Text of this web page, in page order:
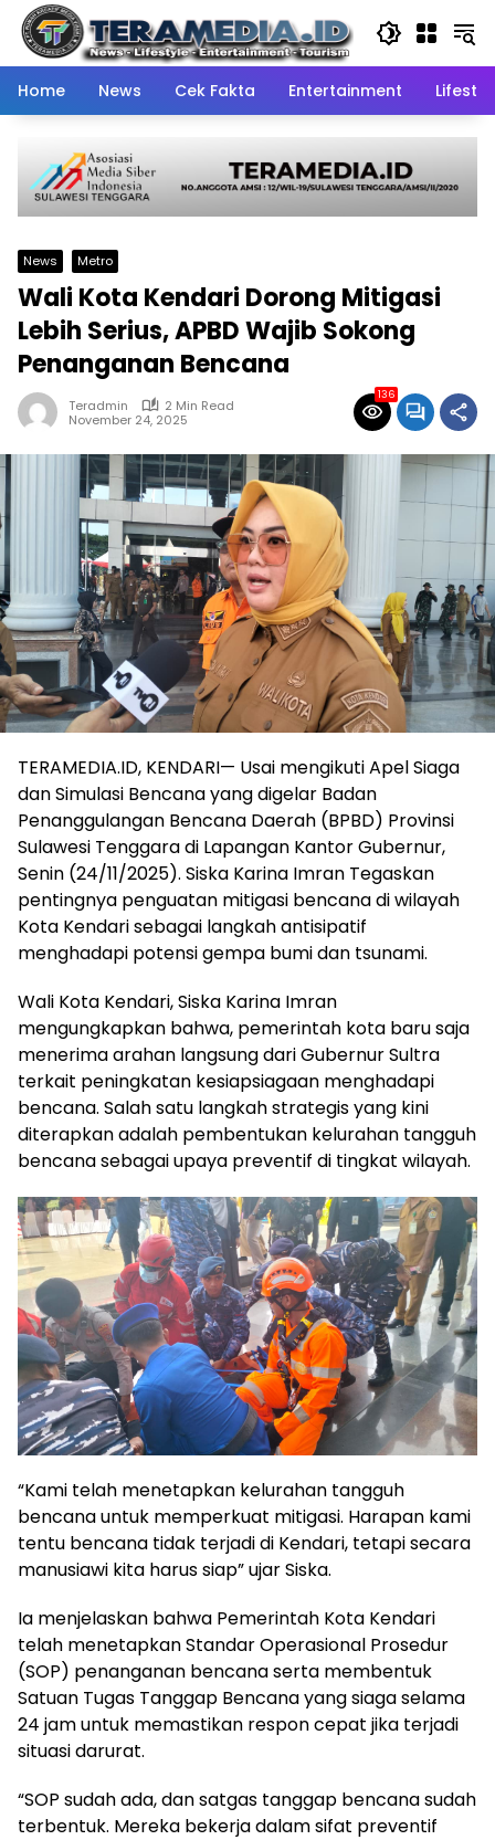
Skip
content
Home
News Cek Fakta Entertainment
News Metro
Wali Kota Kendari Dorong Mitigasi
Lebih Serius, APBD Wajib Sokong
Penanganan Bencana
Teradmin
2 Min Read
November 24, 2025
136
TERAMEDIA.ID, KENDARI— Usai mengikuti Apel Siaga
dan Simulasi Bencana yang digelar Badan
Penanggulangan Bencana Daerah (BPBD) Provinsi
Sulawesi Tenggara di Lapangan Kantor Gubernur,
Senin (24/11/2025). Siska Karina Imran Tegaskan
pentingnya penguatan mitigasi bencana di wilayah
Kota Kendari sebagai langkah antisipatif
menghadapi potensi gempa bumi dan tsunami.
Wali Kota Kendari, Siska Karina Imran
mengungkapkan bahwa, pemerintah kota baru saja
menerima arahan langsung dari Gubernur Sultra
terkait peningkatan kesiapsiagaan menghadapi
bencana. Salah satu langkah strategis yang kini
diterapkan adalah pembentukan kelurahan tangguh
bencana sebagai upaya preventif di tingkat wilayah.
“Kami telah menetapkan kelurahan tangguh
bencana untuk memperkuat mitigasi. Harapan kami
tentu bencana tidak terjadi di Kendari, tetapi secara
manusiawi kita harus siap” ujar Siska.
Ia menjelaskan bahwa Pemerintah Kota Kendari
telah menetapkan Standar Operasional Prosedur
(SOP) penanganan bencana serta membentuk
Satuan Tugas Tanggap Bencana yang siaga selama
24 jam untuk memastikan respon cepat jika terjadi
situasi darurat.
“SOP sudah ada, dan satgas tanggap bencana sudah
terbentuk. Mereka bekerja dalam sifat preventif